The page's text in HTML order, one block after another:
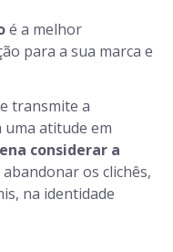
é a melhor
para a sua marca e
transmite a
uma atitude em
considerar a
abandonar os clichês,
na identidade